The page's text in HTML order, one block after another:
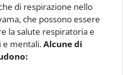
di respirazione nello
che possono essere
la salute respiratoria e
e mentali.Alcune di